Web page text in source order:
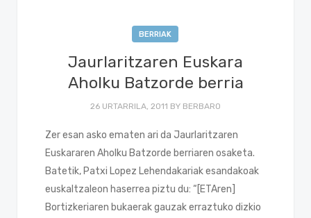
BERRIAK
Jaurlaritzaren Euskara
Aholku Batzorde berria
26 URTARRILA, 2011 BY BERBARO
Zer esan asko ematen ari da Jaurlaritzaren
Euskararen Aholku Batzorde berriaren osaketa.
Batetik, Patxi Lopez Lehendakariak esandakoak
euskaltzaleon haserrea piztu du: “[ETAren]
Bortizkeriaren bukaerak gauzak erraztuko dizkio